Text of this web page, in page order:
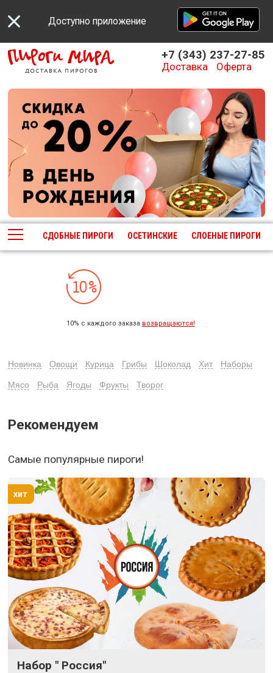
Доступно приложение
+7 (343) 237-27-85
Доставка Оферта
СДОБНЫЕ ПИРОГИ ОСЕТИНСКИЕ СЛОЕНЫЕ ПИРОГИ
10% с каждого заказа возвращаются!
Новинка Овощи Курица Грибы Шоколад Хит Наборы
Мясо Рыба Ягоды Фрукты Творог
Рекомендуем
Самые популярные пироги!
Набор " Россия"
хит